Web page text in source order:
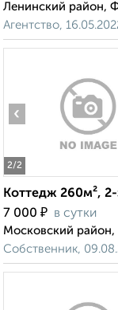
Ленинский район,
Агентство,
2/2
‹
Коттедж 260м²,
7 000 ₽ в сутки
Московский район,
Собственник,